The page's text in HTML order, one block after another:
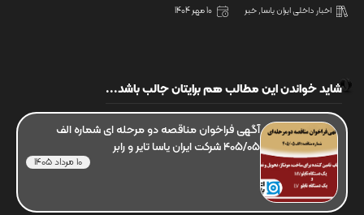
اخبار داخلی ایران یاسا,خبر 10 مهر 1404
شاید خواندن این مطالب هم برایتان جالب باشد...
آگهی فراخوان مناقصه دو مرحله ای شماره الف
405/05 شرکت ایران یاسا تایر و رابر
10 مرداد 1405